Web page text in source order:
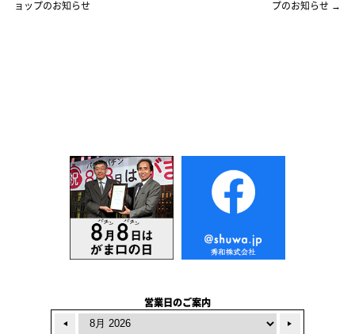
ョップのお知らせ
プのお知らせ →
営業日のご案内